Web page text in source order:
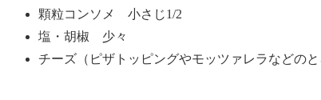
顆粒コンソメ 小さじ1/2
塩・胡椒 少々
チーズ（ピザトッピングやモッツァレラなどの